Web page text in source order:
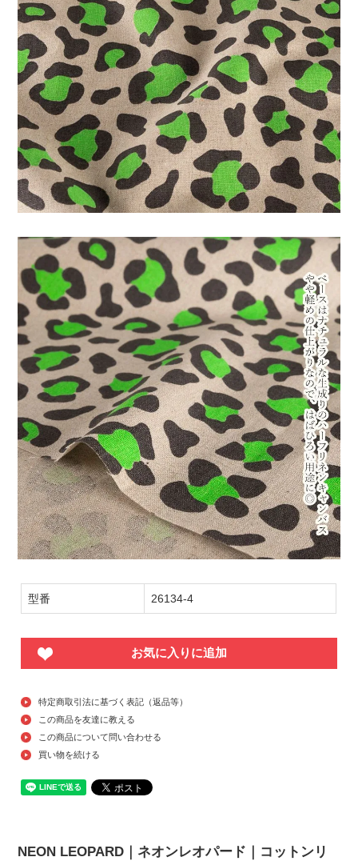
型番 26134-4
お気に入りに追加
特定商取引法に基づく表記（返品等）
この商品を友達に教える
この商品について問い合わせる
買い物を続ける
NEON LEOPARD｜ネオンレオパード｜コットンリ